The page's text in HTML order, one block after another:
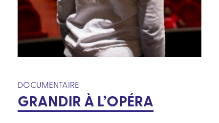
DOCUMENTAIRE
GRANDIR À L’OPÉRA